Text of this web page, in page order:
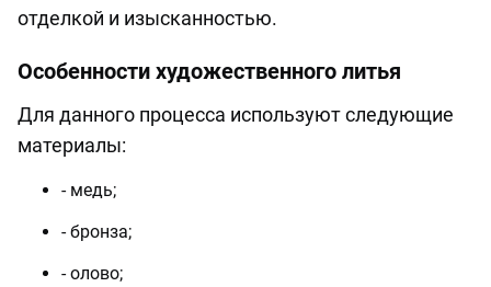
отделкой и изысканностью.
Особенности художественного литья
Для данного процесса используют следующие
материалы:
- медь;
- бронза;
- олово;